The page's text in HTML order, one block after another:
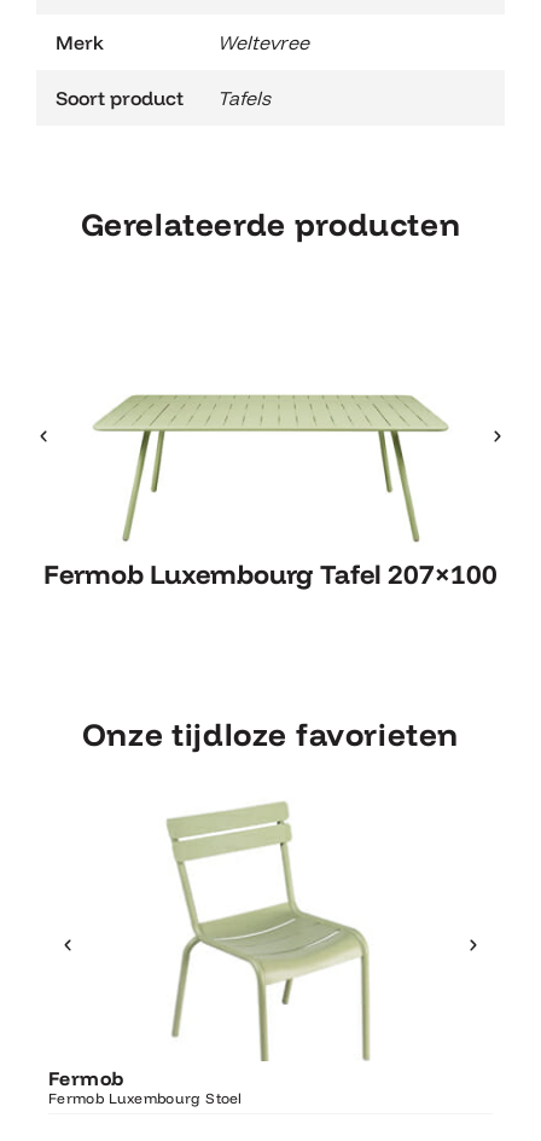
Merk Weltevree
Soort product Tafels
Gerelateerde producten
Fermob Luxembourg Tafel 207×100
Fermob Luxembourg Tafel
207×100
Onze tijdloze favorieten
Fermob
Fermob Luxembourg Stoel
Ontdek Fermob
Luxembourg Stoel